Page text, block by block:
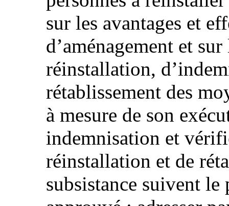
sur les avantages et
d’aménagement et
réinstallation,
rétablissement des
à mesure de son
indemnisation et
réinstallation et de
subsistance suivent